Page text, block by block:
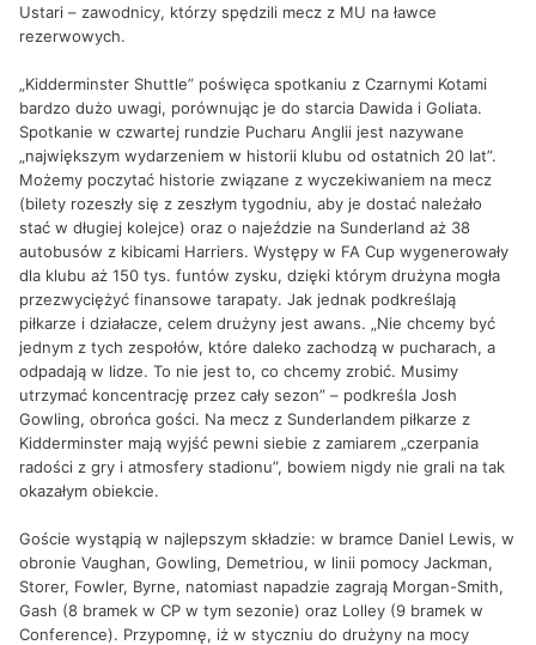
Ustari – zawodnicy, którzy spędzili mecz z MU na ławce
rezerwowych.
„Kidderminster Shuttle” poświęca spotkaniu z Czarnymi Kotami
bardzo dużo uwagi, porównując je do starcia Dawida i Goliata.
Spotkanie w czwartej rundzie Pucharu Anglii jest nazywane
„największym wydarzeniem w historii klubu od ostatnich 20 lat”.
Możemy poczytać historie związane z wyczekiwaniem na mecz
(bilety rozeszły się z zeszłym tygodniu, aby je dostać należało
stać w długiej kolejce) oraz o najeździe na Sunderland aż 38
autobusów z kibicami Harriers. Występy w FA Cup wygenerowały
dla klubu aż 150 tys. funtów zysku, dzięki którym drużyna mogła
przezwyciężyć finansowe tarapaty. Jak jednak podkreślają
piłkarze i działacze, celem drużyny jest awans. „Nie chcemy być
jednym z tych zespołów, które daleko zachodzą w pucharach, a
odpadają w lidze. To nie jest to, co chcemy zrobić. Musimy
utrzymać koncentrację przez cały sezon” – podkreśla Josh
Gowling, obrońca gości. Na mecz z Sunderlandem piłkarze z
Kidderminster mają wyjść pewni siebie z zamiarem „czerpania
radości z gry i atmosfery stadionu”, bowiem nigdy nie grali na tak
okazałym obiekcie.
Goście wystąpią w najlepszym składzie: w bramce Daniel Lewis, w
obronie Vaughan, Gowling, Demetriou, w linii pomocy Jackman,
Storer, Fowler, Byrne, natomiast napadzie zagrają Morgan-Smith,
Gash (8 bramek w CP w tym sezonie) oraz Lolley (9 bramek w
Conference). Przypomnę, iż w styczniu do drużyny na mocy